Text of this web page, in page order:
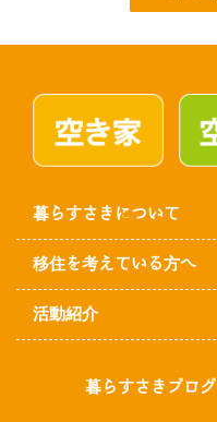
暮らすさきについて
移住を考えている方へ
活動紹介
暮らすさきブログ